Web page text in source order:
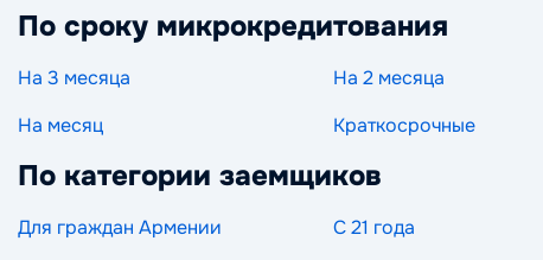
По сроку микрокредитования
На 3 месяца На 2 месяца
На месяц
Краткосрочные
По категории заемщиков
Для граждан Армении С 21 года